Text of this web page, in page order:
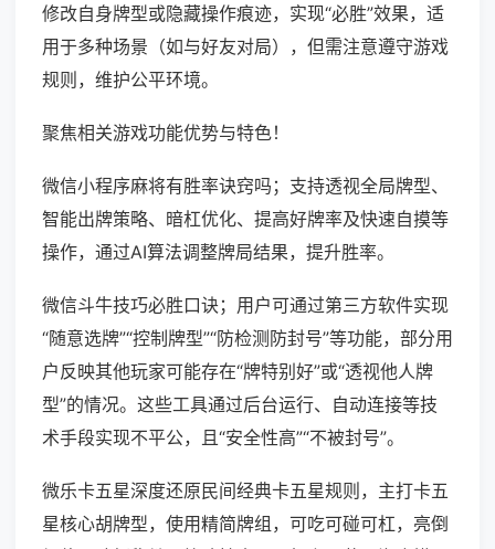
修改自身牌型或隐藏操作痕迹，实现“必胜”效果，适
用于多种场景（如与好友对局），但需注意遵守游戏
规则，维护公平环境。
聚焦相关游戏功能优势与特色！
微信小程序麻将有胜率诀窍吗；支持透视全局牌型、
智能出牌策略、暗杠优化、提高好牌率及快速自摸等
操作，通过AI算法调整牌局结果，提升胜率。
微信斗牛技巧必胜口诀；用户可通过第三方软件实现
“随意选牌”“控制牌型”“防检测防封号”等功能，部分用
户反映其他玩家可能存在“牌特别好”或“透视他人牌
型”的情况。这些工具通过后台运行、自动连接等技
术手段实现不平公，且“安全性高”“不被封号”。
微乐卡五星深度还原民间经典卡五星规则，主打卡五
星核心胡牌型，使用精简牌组，可吃可碰可杠，亮倒